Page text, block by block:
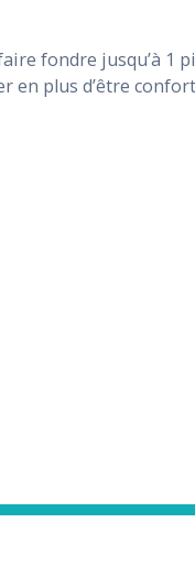
fondre jusqu’à 1
plus d’être